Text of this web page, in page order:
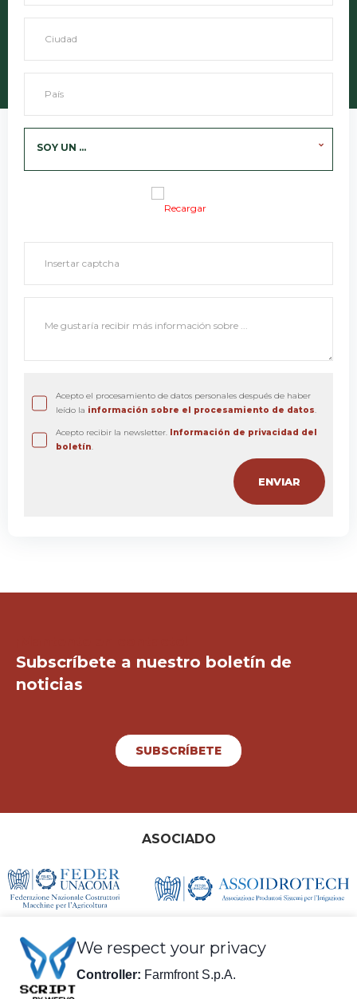
SOY UN ...
Recargar
Acepto el procesamiento de datos personales después de haber
leído la información sobre el procesamiento de datos.
Acepto recibir la newsletter.
Información de privacidad del
boletín.
Subscríbete a nuestro boletín de
noticias
SUBSCRÍBETE
ASOCIADO
We respect your privacy
Controller: Farmfront S.p.A.